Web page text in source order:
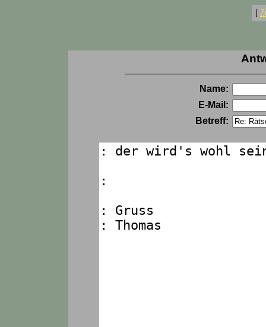
[
Name:
E-Mail:
Betreff: